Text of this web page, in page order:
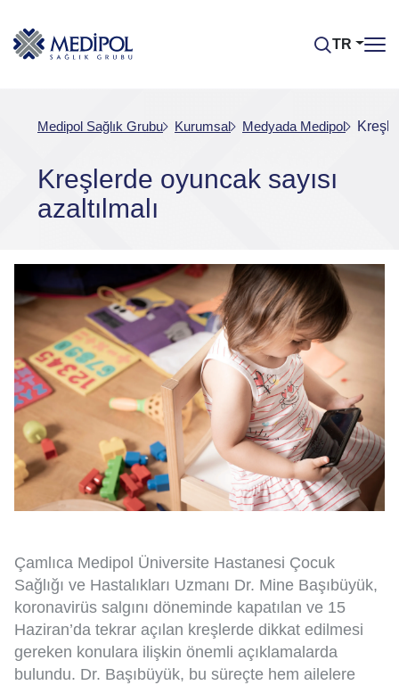
TR
Medipol Sağlık Grubu Kurumsal Medyada Medipol
Kreşlerde oyuncak sayısı
azaltılmalı
Çamlıca Medipol Üniversite Hastanesi Çocuk
Sağlığı ve Hastalıkları Uzmanı Dr. Mine Başıbüyük,
koronavirüs salgını döneminde kapatılan ve 15
Haziran’da tekrar açılan kreşlerde dikkat edilmesi
gereken konulara ilişkin önemli açıklamalarda
bulundu. Dr. Başıbüyük, bu süreçte hem ailelere